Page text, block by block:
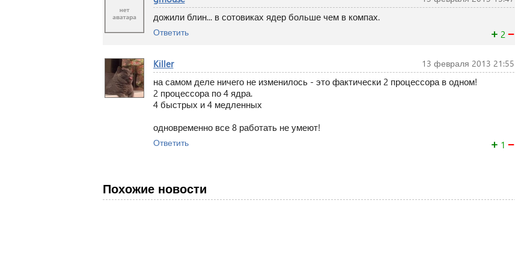
дожили блин... в сотовиках ядер больше чем в компах.
+ 2 −
Ответить
13 февраля 2013 21:55
Killer
на самом деле ничего не изменилось - это фактически 2 процессора в одном!
2 процессора по 4 ядра.
4 быстрых и 4 медленных
одновременно все 8 работать не умеют!
+ 1 −
Ответить
Похожие новости